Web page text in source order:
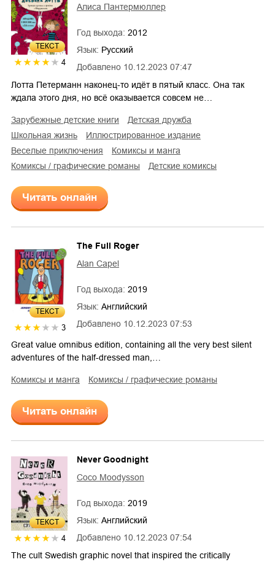
ТЕКСТ
4 Добавлено 10.12.2023 07:47
Алиса Пантермюллер
Год выхода: 2012
Язык: Русский
Лотта Петерманн наконец-то идёт в пятый класс. Она так
ждала этого дня, но всё оказывается совсем не…
зарубежные детские книги
детская дружба
школьная жизнь
иллюстрированное издание
веселые приключения
комиксы и манга
комиксы / графические романы
детские комиксы
Читать онлайн
ТЕКСТ
3 Добавлено 10.12.2023 07:53
The Full Roger
Alan Capel
Год выхода: 2019
Язык: Английский
Great value omnibus edition, containing all the very best silent
adventures of the half-dressed man,…
комиксы и манга комиксы / графические романы
Читать онлайн
ТЕКСТ
4 Добавлено 10.12.2023 07:54
Never Goodnight
Coco Moodysson
Год выхода: 2019
Язык: Английский
The cult Swedish graphic novel that inspired the critically